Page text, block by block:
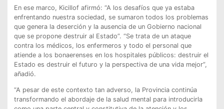
En ese marco, Kicillof afirmó: “A los desafíos que ya estaba
enfrentando nuestra sociedad, se sumaron todos los problemas
que genera la deserción y la ausencia de un Gobierno nacional
que se propone destruir al Estado”. “Se trata de un ataque
contra los médicos, los enfermeros y todo el personal que
atiende a los bonaerenses en los hospitales públicos: destruir el
Estado es destruir el futuro y la perspectiva de una vida mejor”,
añadió.
“A pesar de este contexto tan adverso, la Provincia continúa
transformando el abordaje de la salud mental para introducirla